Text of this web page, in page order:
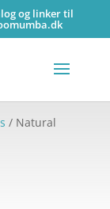
og linker til
/ Natural